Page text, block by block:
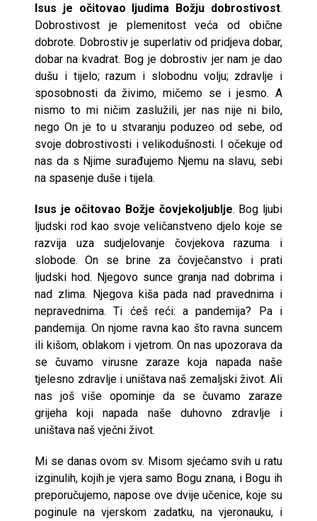
Isus je očitovao ljudima Božju dobrostivost.
Dobrostivost je plemenitost veća od obične
dobrote. Dobrostiv je superlativ od pridjeva dobar,
dobar na kvadrat. Bog je dobrostiv jer nam je dao
dušu i tijelo; razum i slobodnu volju; zdravlje i
sposobnosti da živimo, mičemo se i jesmo. A
nismo to mi ničim zaslužili, jer nas nije ni bilo,
nego On je to u stvaranju poduzeo od sebe, od
svoje dobrostivosti i velikodušnosti. I očekuje od
nas da s Njime surađujemo Njemu na slavu, sebi
na spasenje duše i tijela.
Isus je očitovao Božje čovjekoljublje. Bog ljubi
ljudski rod kao svoje veličanstveno djelo koje se
razvija uza sudjelovanje čovjekova razuma i
slobode. On se brine za čovječanstvo i prati
ljudski hod. Njegovo sunce granja nad dobrima i
nad zlima. Njegova kiša pada nad pravednima i
nepravednima. Ti ćeš reći: a pandemija? Pa i
pandemija. On njome ravna kao što ravna suncem
ili kišom, oblakom i vjetrom. On nas upozorava da
se čuvamo virusne zaraze koja napada naše
tjelesno zdravlje i uništava naš zemaljski život. Ali
nas još više opominje da se čuvamo zaraze
grijeha koji napada naše duhovno zdravlje i
uništava naš vječni život.
Mi se danas ovom sv. Misom sjećamo svih u ratu
izginulih, kojih je vjera samo Bogu znana, i Bogu ih
preporučujemo, napose ove dvije učenice, koje su
poginule na vjerskom zadatku, na vjeronauku, i